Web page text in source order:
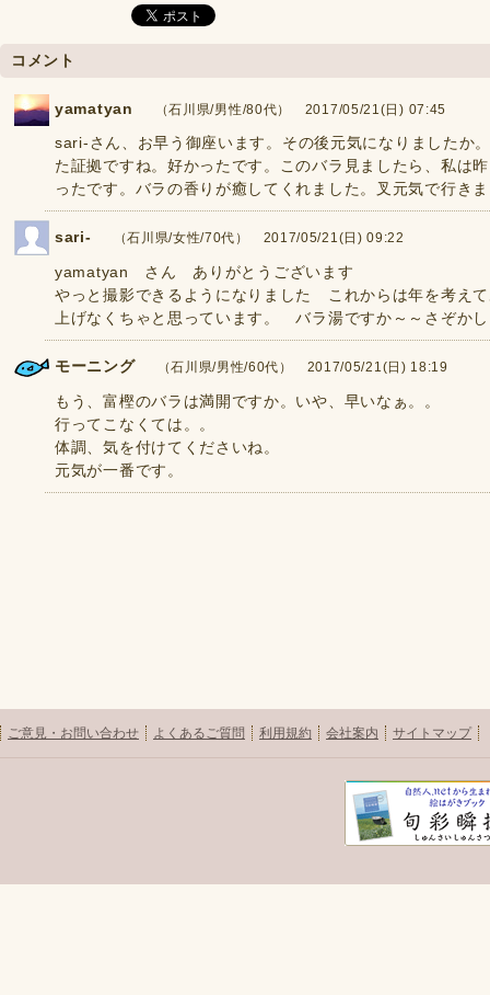
コメント
yamatyan （石川県/男性/80代） 2017/05/21(日) 07:45
sari-さん、お早う御座います。その後元気になりましたか
た証拠ですね。好かったです。このバラ見ましたら、私は
ったです。バラの香りが癒してくれました。叉元気で行き
sari- （石川県/女性/70代） 2017/05/21(日) 09:22
yamatyan さん ありがとうございます
やっと撮影できるようになりました これからは年を考え
上げなくちゃと思っています。 バラ湯ですか～～さぞか
モーニング （石川県/男性/60代） 2017/05/21(日) 18:19
もう、富樫のバラは満開ですか。いや、早いなぁ。。
行ってこなくては。。
体調、気を付けてくださいね。
元気が一番です。
ご意見・お問い合わせ よくあるご質問 利用規約 会社案内 サイトマップ